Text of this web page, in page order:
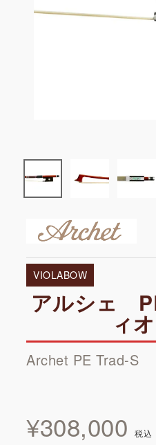
VIOLABOW
アルシェ
ィ
Archet PE Trad-S
¥308,000 税込